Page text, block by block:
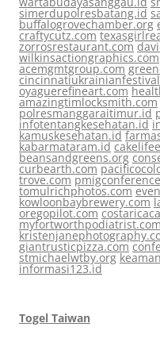
simerdupolresbatang.id
buffalogrovechamber.org
craftycutz.com
zorrosrestaurant.com
wilkinsactiongraphics.com
acemgmtgroup.com
oyaguerefineart.com
amazingtimlocksmith.com
polresmanggaraitimur.id
infotentangkesehatan.id
kamuskesehatan.id
kabarmataram.id
beansandgreens.org
curbearth.com
trove.com
tomulrichphotos.com
kowloonbaybrewery.com
oregopilot.com
giantrusticpizza.com
stmichaelwtby.org
informasi123.id
Togel Taiwan